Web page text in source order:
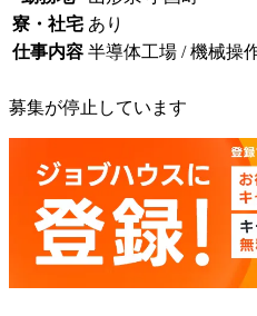
寮・社宅 あり
仕事内容 半導体工場 / 機械操
募集が停止しています